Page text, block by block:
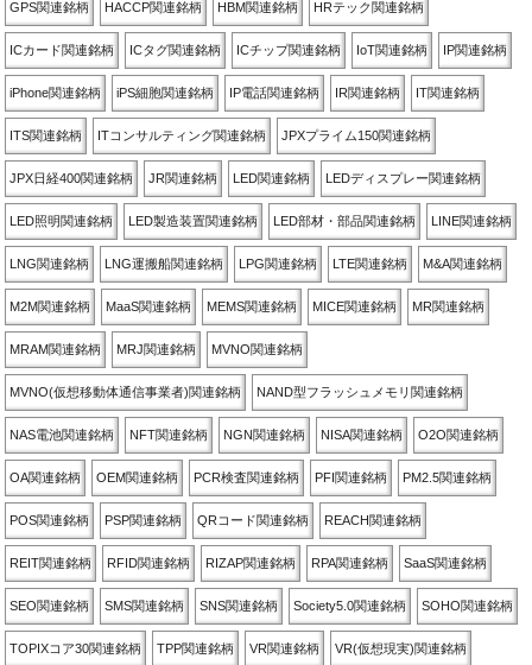
GPS関連銘柄 HACCP関連銘柄 HBM関連銘柄 HRテック関連銘柄
ICカード関連銘柄 ICタグ関連銘柄 ICチップ関連銘柄 IoT関連銘柄 IP関連銘柄
iPhone関連銘柄 iPS細胞関連銘柄 IP電話関連銘柄 IR関連銘柄 IT関連銘柄
ITS関連銘柄 ITコンサルティング関連銘柄 JPXプライム150関連銘柄
JPX日経400関連銘柄 JR関連銘柄 LED関連銘柄 LEDディスプレー関連銘柄
LED照明関連銘柄 LED製造装置関連銘柄 LED部材・部品関連銘柄 LINE関連銘柄
LNG関連銘柄 LNG運搬船関連銘柄 LPG関連銘柄 LTE関連銘柄 M&A関連銘柄
M2M関連銘柄 MaaS関連銘柄 MEMS関連銘柄 MICE関連銘柄 MR関連銘柄
MRAM関連銘柄 MRJ関連銘柄 MVNO関連銘柄
MVNO(仮想移動体通信事業者)関連銘柄 NAND型フラッシュメモリ関連銘柄
NAS電池関連銘柄 NFT関連銘柄 NGN関連銘柄 NISA関連銘柄 O2O関連銘柄
OA関連銘柄 OEM関連銘柄 PCR検査関連銘柄 PFI関連銘柄 PM2.5関連銘柄
POS関連銘柄 PSP関連銘柄 QRコード関連銘柄 REACH関連銘柄
REIT関連銘柄 RFID関連銘柄 RIZAP関連銘柄 RPA関連銘柄 SaaS関連銘柄
SEO関連銘柄 SMS関連銘柄 SNS関連銘柄 Society5.0関連銘柄 SOHO関連銘柄
TOPIXコア30関連銘柄 TPP関連銘柄 VR関連銘柄 VR(仮想現実)関連銘柄